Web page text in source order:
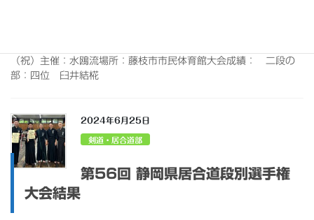
（祝）主催：水鴎流場所：藤枝市市民体育館大会成績： 二段の
部：四位 臼井結椛
2024年6月25日
剣道・居合道部
第56回 静岡県居合道段別選手権
大会結果